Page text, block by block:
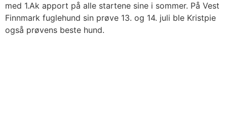
med 1.Ak apport på alle startene sine i sommer. På Vest
Finnmark fuglehund sin prøve 13. og 14. juli ble Kristpie
også prøvens beste hund.